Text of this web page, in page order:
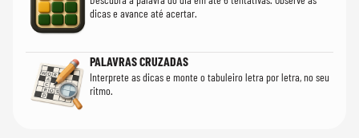
dicas e avance até acertar.
PALAVRAS CRUZADAS
Interprete as dicas e monte o tabuleiro letra por letra, no seu
ritmo.